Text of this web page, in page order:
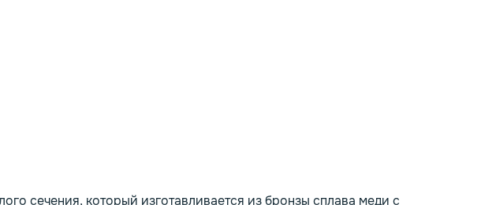
сечения, который изготавливается из бронзы сплава меди с